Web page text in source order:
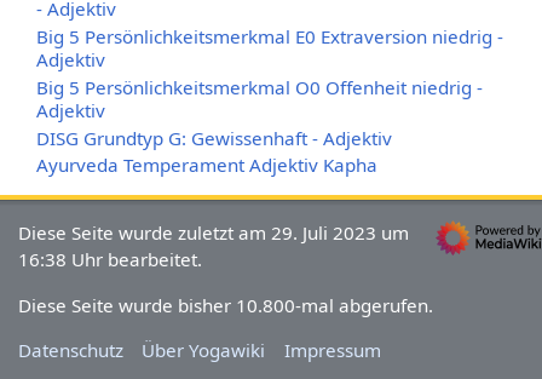
- Adjektiv
Big 5 Persönlichkeitsmerkmal E0 Extraversion niedrig -
Adjektiv
Big 5 Persönlichkeitsmerkmal O0 Offenheit niedrig -
Adjektiv
DISG Grundtyp G: Gewissenhaft - Adjektiv
Ayurveda Temperament Adjektiv Kapha
Diese Seite wurde zuletzt am 29. Juli 2023 um
16:38 Uhr bearbeitet.
Diese Seite wurde bisher 10.800-mal abgerufen.
Datenschutz
Über Yogawiki Impressum